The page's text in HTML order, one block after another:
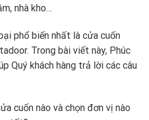
nhà kho…
phổ biến nhất là cửa cuốn
Trong bài viết này, Phúc
Quý khách hàng trả lời các câu
cuốn nào và chọn đơn vị nào